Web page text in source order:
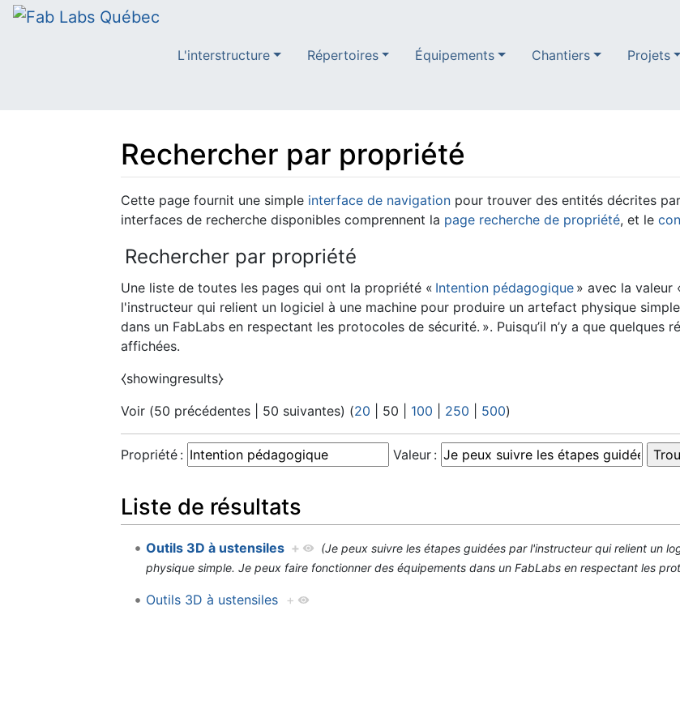
L'interstructure Répertoires Équipements Chantiers Projets
Rechercher par propriété
Aller à :navigation, rechercher
Cette page fournit une simple interface de navigation pour trouver des entités décrites
interfaces de recherche disponibles comprennent la page recherche de propriété, et le
Rechercher par propriété
Une liste de toutes les pages qui ont la propriété « Intention pédagogique » avec la valeur
l'instructeur qui relient un logiciel à une machine pour produire un artefact physique
dans un FabLabs en respectant les protocoles de sécurité. ». Puisqu’il n’y a que quelques résultats, les valeurs proches sont également
affichées.
⧼showingresults⧽
Voir (50 précédentes 50 suivantes) (20 50 100 250 500)
Propriété : Valeur :
Liste de résultats
Outils 3D à ustensiles +
(Je peux suivre les étapes guidées par l'instructeur qui relient un
physique simple. Je peux faire fonctionner des équipements dans un FabLabs en respectant les
Outils 3D à ustensiles +